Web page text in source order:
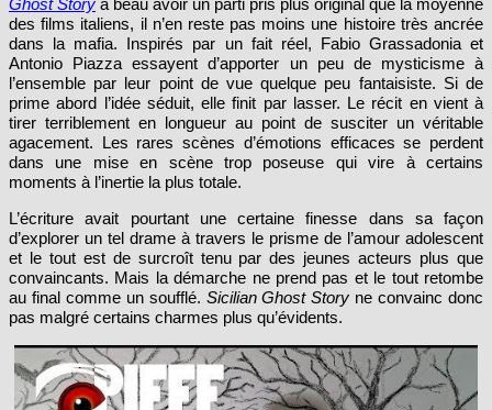
des films italiens, il n’en reste pas moins une histoire très ancrée
dans la mafia. Inspirés par un fait réel, Fabio Grassadonia et
Antonio Piazza essayent d’apporter un peu de mysticisme à
l’ensemble par leur point de vue quelque peu fantaisiste. Si de
prime abord l’idée séduit, elle finit par lasser. Le récit en vient à
tirer terriblement en longueur au point de susciter un véritable
agacement. Les rares scènes d’émotions efficaces se perdent
dans une mise en scène trop poseuse qui vire à certains
moments à l’inertie la plus totale.
L’écriture avait pourtant une certaine finesse dans sa façon
d’explorer un tel drame à travers le prisme de l’amour adolescent
et le tout est de surcroît tenu par des jeunes acteurs plus que
convaincants. Mais la démarche ne prend pas et le tout retombe
au final comme un soufflé. Sicilian Ghost Story ne convainc donc
pas malgré certains charmes plus qu’évidents.